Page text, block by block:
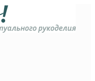
шитье и других видах